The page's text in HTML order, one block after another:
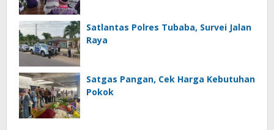
Satlantas Polres Tubaba, Survei Jalan
Raya
Satgas Pangan, Cek Harga Kebutuhan
Pokok